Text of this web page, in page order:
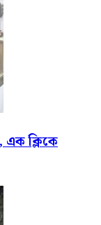
এক ক্লিকে